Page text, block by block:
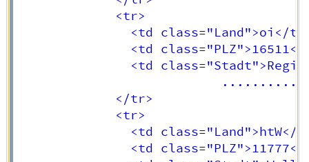
             <tr>
                           ..........
             <tr>